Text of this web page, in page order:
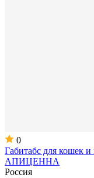
0
Габитабс для кошек
АПИЦЕННА
Россия